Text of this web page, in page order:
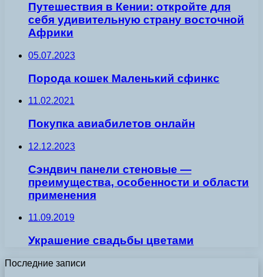
Путешествия в Кении: откройте для
себя удивительную страну восточной
Африки
05.07.2023
Порода кошек Маленький сфинкс
11.02.2021
Покупка авиабилетов онлайн
12.12.2023
Сэндвич панели стеновые —
преимущества, особенности и области
применения
11.09.2019
Украшение свадьбы цветами
Последние записи